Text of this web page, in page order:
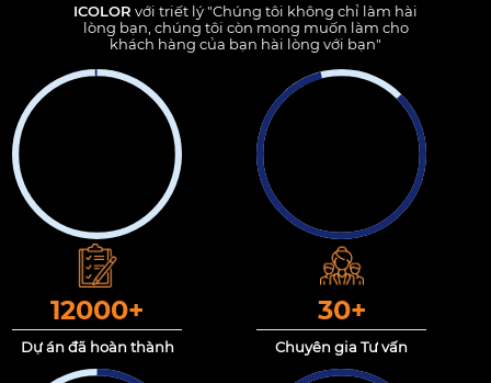
ICOLOR với triết lý "Chúng tôi không chỉ làm hài
lòng bạn, chúng tôi còn mong muốn làm cho
khách hàng của bạn hài lòng với bạn"
12000+
Dự án đã hoàn thành
30+
Chuyên gia Tư vấn